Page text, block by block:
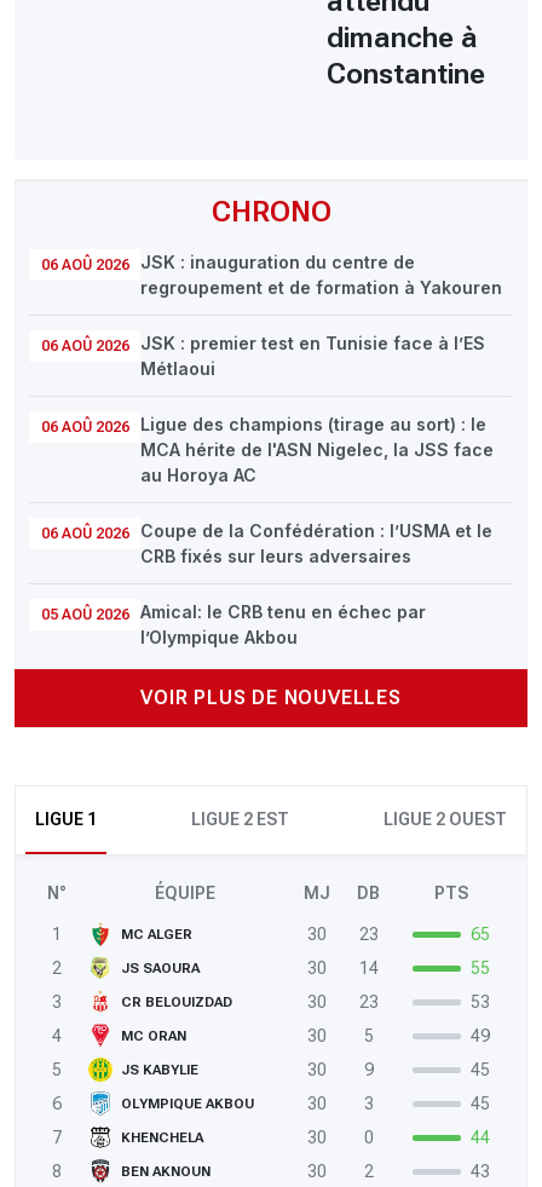
CHRONO
06 AOÛ 2026
JSK : inauguration du centre de
regroupement et de formation à Yakouren
06 AOÛ 2026
JSK : premier test en Tunisie face à l’ES
Métlaoui
06 AOÛ 2026
Ligue des champions (tirage au sort) : le
MCA hérite de l'ASN Nigelec, la JSS face
au Horoya AC
06 AOÛ 2026
Coupe de la Confédération : l’USMA et le
CRB fixés sur leurs adversaires
05 AOÛ 2026
Amical: le CRB tenu en échec par
l’Olympique Akbou
VOIR PLUS DE NOUVELLES
LIGUE 1 LIGUE 2 EST LIGUE 2 OUEST
N° ÉQUIPE MJ DB PTS
1 MC ALGER 30 23
65
2
JS SAOURA 30 14
55
3
CR BELOUIZDAD 30 23
53
4
MC ORAN 30 5
49
5
JS KABYLIE 30 9
45
6
OLYMPIQUE AKBOU 30 3
45
7
KHENCHELA 30 0
44
8
BEN AKNOUN 30 2
43
dimanche à
Constantine